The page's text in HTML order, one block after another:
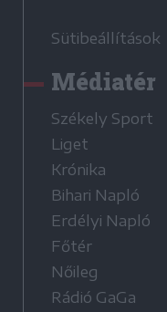
Sütibeállítások
Médiatér
Székely Sport
Liget
Krónika
Bihari Napló
Erdélyi Napló
Főtér
Nőileg
Rádió GaGa